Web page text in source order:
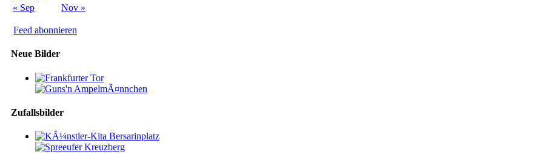
« Sep Nov »
Feed abonnieren
Neue Bilder
Zufallsbilder